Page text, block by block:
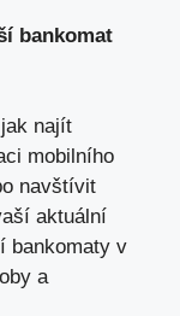
bankomat
jak najít
mobilního
navštívit
⁣aktuální
bankomaty v
a